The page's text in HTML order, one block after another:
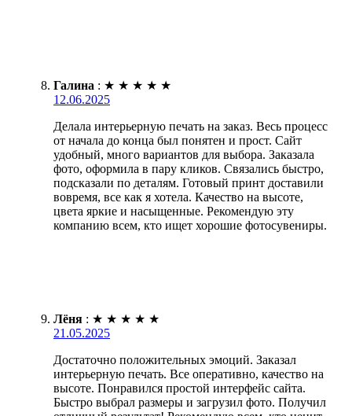
Галина : ★ ★ ★ ★ ★
12.06.2025
Делала интерьерную печать на заказ. Весь процесс
от начала до конца был понятен и прост. Сайт
удобный, много вариантов для выбора. Заказала
фото, оформила в пару кликов. Связались быстро,
подсказали по деталям. Готовый принт доставили
вовремя, все как я хотела. Качество на высоте,
цвета яркие и насыщенные. Рекомендую эту
компанию всем, кто ищет хорошие фотосувениры.
Лёня : ★ ★ ★ ★ ★
21.05.2025
Достаточно положительных эмоций. Заказал
интерьерную печать. Все оперативно, качество на
высоте. Понравился простой интерфейс сайта.
Быстро выбрал размеры и загрузил фото. Получил